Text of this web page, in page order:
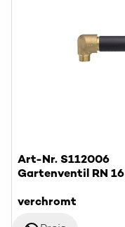
Art-Nr. S112006
Gartenventil RN
verchromt